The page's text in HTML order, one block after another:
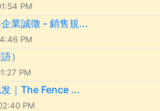
PM
企業誠徵 - 銷售規...
PM
）
PM
｜The Fence ...
PM